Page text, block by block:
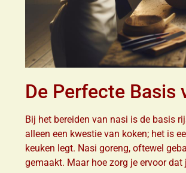
De Perfecte Basis
Bij het bereiden van nasi is de basis
alleen een kwestie van koken; het is
keuken legt. Nasi goreng, oftewel
gemaakt. Maar hoe zorg je ervoor